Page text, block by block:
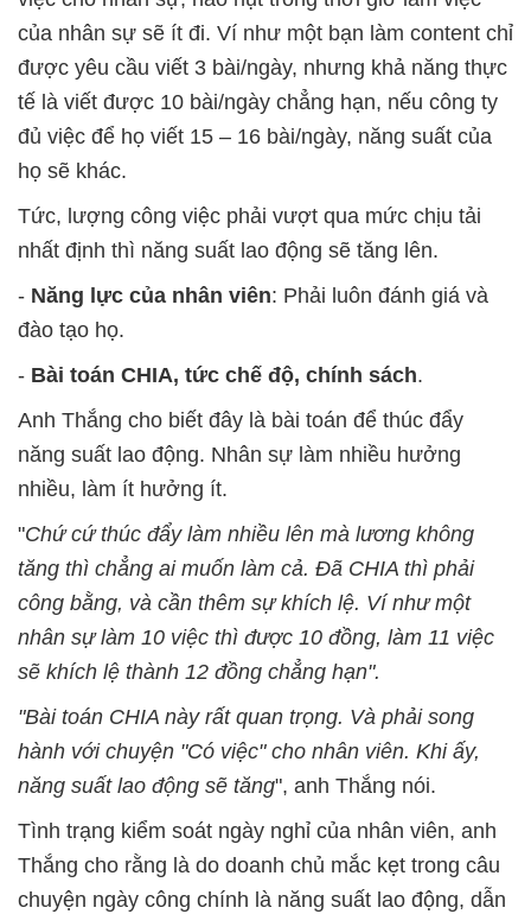
của nhân sự sẽ ít đi. Ví như một bạn làm content chỉ
được yêu cầu viết 3 bài/ngày, nhưng khả năng thực
tế là viết được 10 bài/ngày chẳng hạn, nếu công ty
đủ việc để họ viết 15 – 16 bài/ngày, năng suất của
họ sẽ khác.
Tức, lượng công việc phải vượt qua mức chịu tải
nhất định thì năng suất lao động sẽ tăng lên.
- Năng lực của nhân viên: Phải luôn đánh giá và
đào tạo họ.
- Bài toán CHIA, tức chế độ, chính sách.
Anh Thắng cho biết đây là bài toán để thúc đẩy
năng suất lao động. Nhân sự làm nhiều hưởng
nhiều, làm ít hưởng ít.
"Chứ cứ thúc đẩy làm nhiều lên mà lương không
tăng thì chẳng ai muốn làm cả. Đã CHIA thì phải
công bằng, và cần thêm sự khích lệ. Ví như một
nhân sự làm 10 việc thì được 10 đồng, làm 11 việc
sẽ khích lệ thành 12 đồng chẳng hạn".
"Bài toán CHIA này rất quan trọng. Và phải song
hành với chuyện "Có việc" cho nhân viên. Khi ấy,
năng suất lao động sẽ tăng", anh Thắng nói.
Tình trạng kiểm soát ngày nghỉ của nhân viên, anh
Thắng cho rằng là do doanh chủ mắc kẹt trong câu
chuyện ngày công chính là năng suất lao động, dẫn